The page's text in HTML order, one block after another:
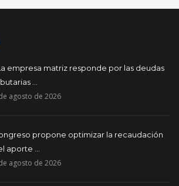
empresa matriz responde por las deudas
...
agosto de 2026
propone optimizar la recaudación
aporte ...
agosto de 2026